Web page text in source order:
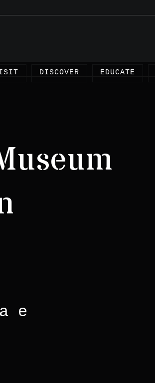
DISCOVER EDUCATE
e